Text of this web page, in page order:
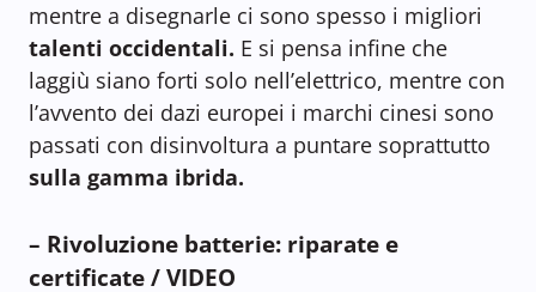
mentre a disegnarle ci sono spesso i migliori
talenti occidentali. E si pensa infine che
laggiù siano forti solo nell’elettrico, mentre con
l’avvento dei dazi europei i marchi cinesi sono
passati con disinvoltura a puntare soprattutto
sulla gamma ibrida.
– Rivoluzione batterie: riparate e
certificate / VIDEO